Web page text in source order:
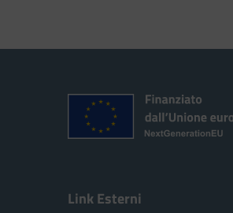
Link Esterni